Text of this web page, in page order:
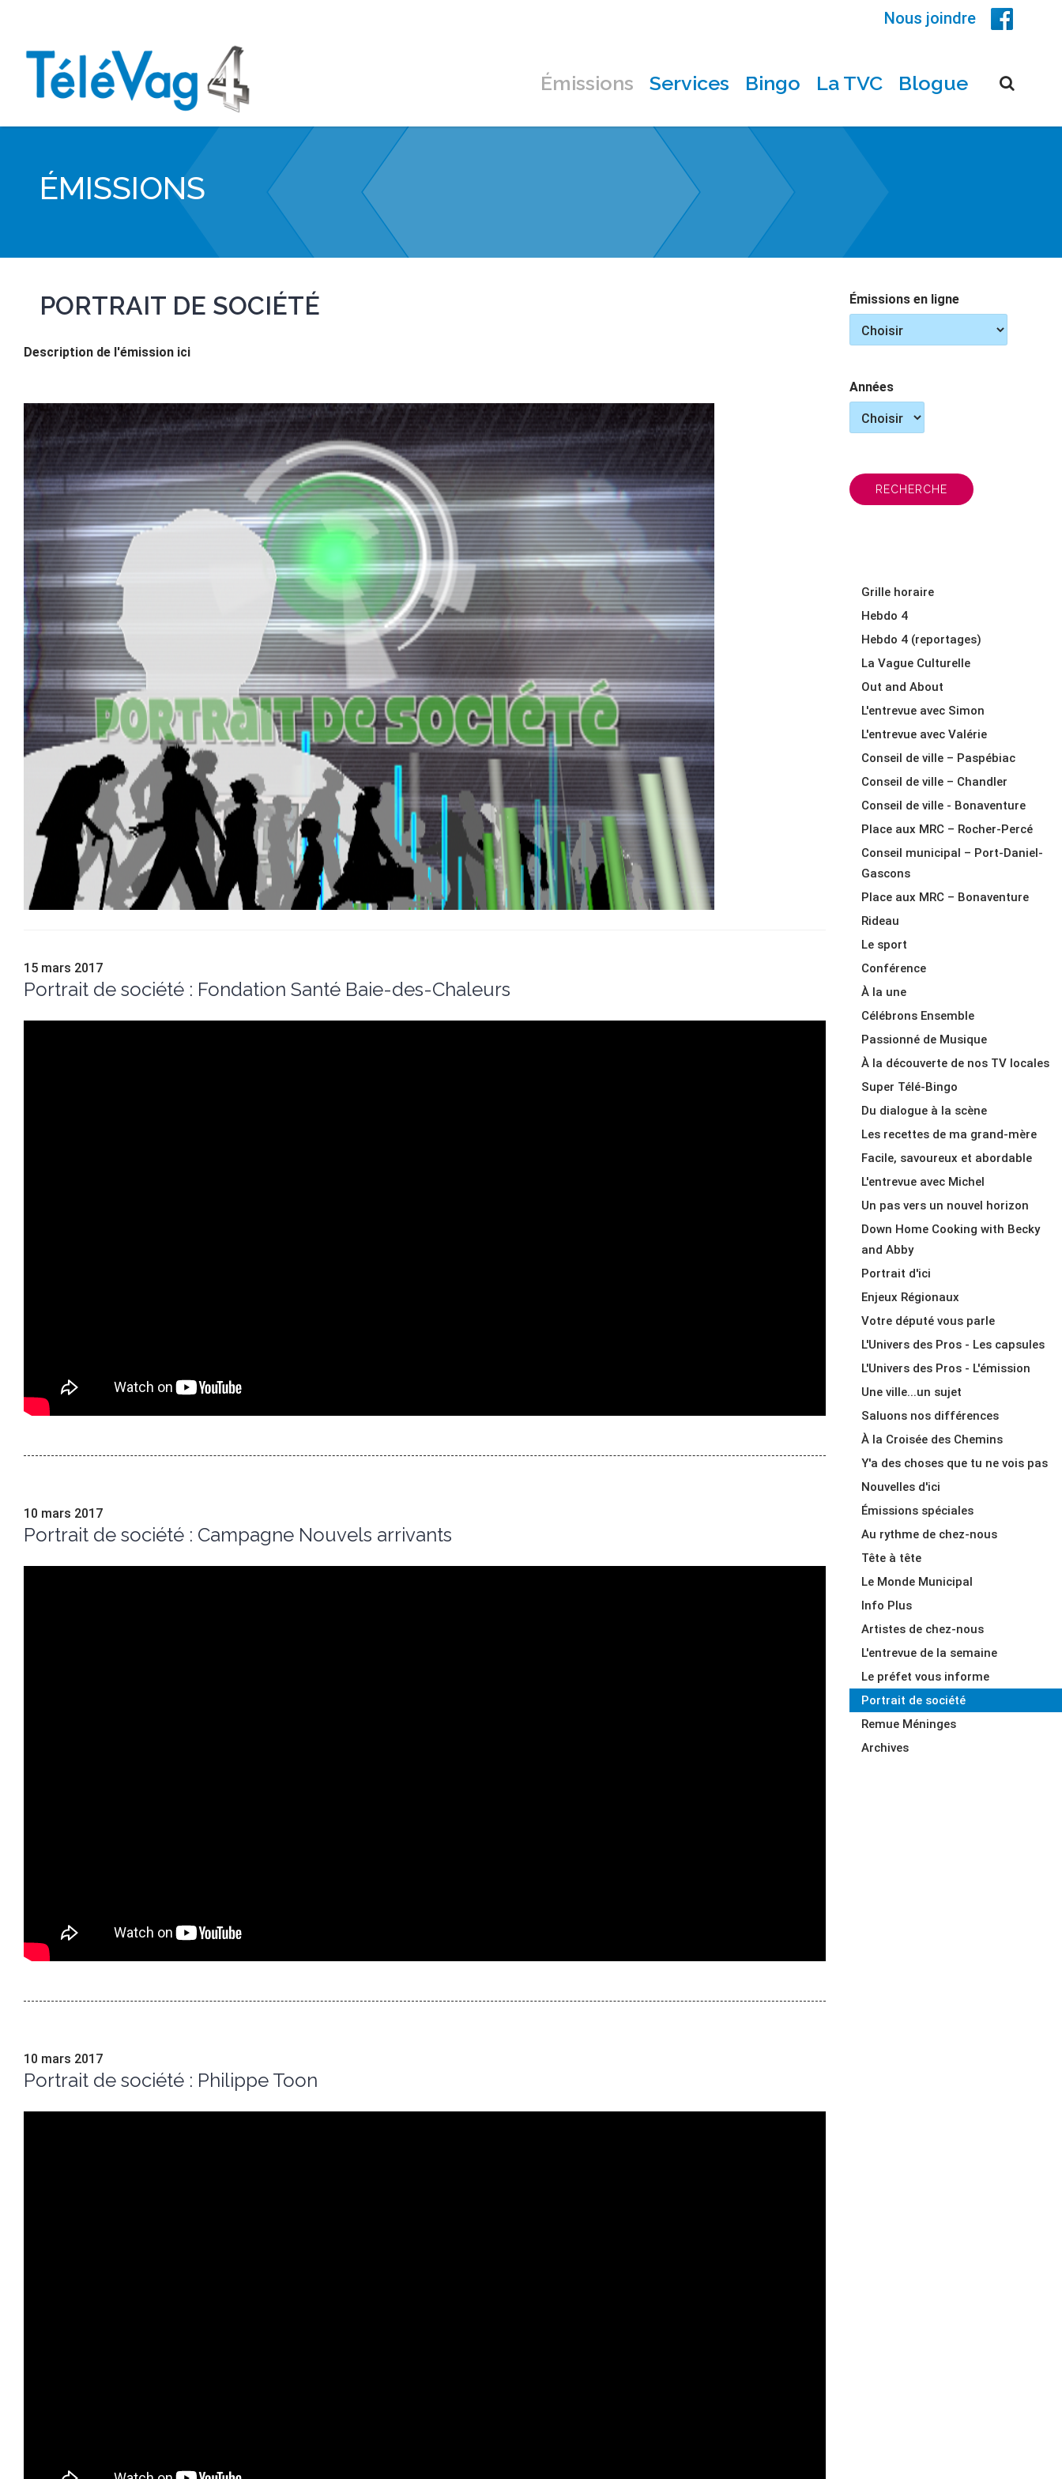
Nous joindre
Émissions Services Bingo La TVC Blogue
ÉMISSIONS
PORTRAIT DE SOCIÉTÉ
Description de l'émission ici
15 mars 2017
Portrait de société : Fondation Santé Baie-des-Chaleurs
10 mars 2017
Portrait de société : Campagne Nouvels arrivants
10 mars 2017
Portrait de société : Philippe Toon
Émissions en ligne
Années
RECHERCHE
Grille horaire
Hebdo 4
Hebdo 4 (reportages)
La Vague Culturelle
Out and About
L'entrevue avec Simon
L'entrevue avec Valérie
Conseil de ville – Paspébiac
Conseil de ville – Chandler
Conseil de ville - Bonaventure
Place aux MRC – Rocher-Percé
Conseil municipal – Port-Daniel-
Gascons
Place aux MRC – Bonaventure
Rideau
Le sport
Conférence
À la une
Célébrons Ensemble
Passionné de Musique
À la découverte de nos TV locales
Super Télé-Bingo
Du dialogue à la scène
Les recettes de ma grand-mère
Facile, savoureux et abordable
L'entrevue avec Michel
Un pas vers un nouvel horizon
Down Home Cooking with Becky
and Abby
Portrait d'ici
Enjeux Régionaux
Votre député vous parle
L'Univers des Pros - Les capsules
L'Univers des Pros - L'émission
Une ville...un sujet
Saluons nos différences
À la Croisée des Chemins
Y'a des choses que tu ne vois pas
Nouvelles d'ici
Émissions spéciales
Au rythme de chez-nous
Tête à tête
Le Monde Municipal
Info Plus
Artistes de chez-nous
L'entrevue de la semaine
Le préfet vous informe
Portrait de société
Remue Méninges
Archives